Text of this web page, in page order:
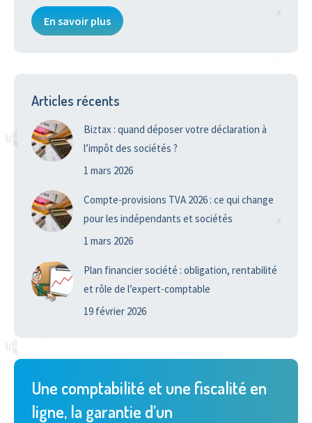
En savoir plus
Articles récents
Biztax : quand déposer votre déclaration à
l’impôt des sociétés ?
1 mars 2026
Compte-provisions TVA 2026 : ce qui change
pour les indépendants et sociétés
1 mars 2026
Plan financier société : obligation, rentabilité
et rôle de l’expert-comptable
19 février 2026
Une comptabilité et une fiscalité en
ligne, la garantie d’un